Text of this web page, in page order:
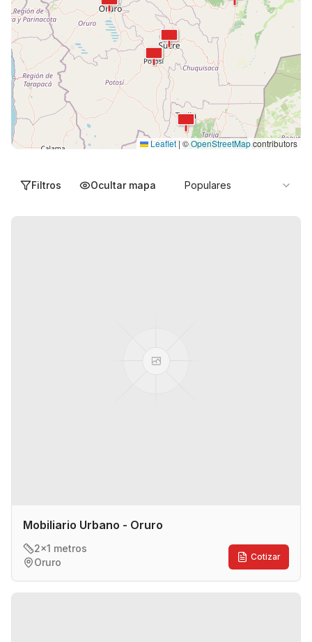
Leaflet | ©OpenStreetMapcontributors
Filtros Ocultar mapa Populares
Mobiliario Urbano - Oruro
2x1 metros
Oruro
Cotizar